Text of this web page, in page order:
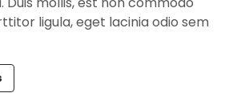
ligula, eget lacinia odio sem